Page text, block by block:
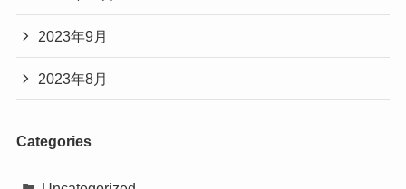
2023年9月
2023年8月
Categories